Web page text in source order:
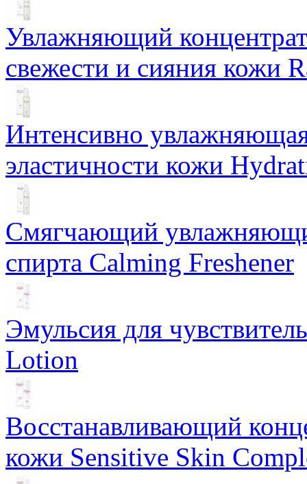
Увлажняющий
свежести и сияния кожи
Интенсивно
эластичности кожи
Смягчающий
спирта Calming Freshener
Эмульсия для
Lotion
Восстанавливающий
кожи Sensitive Skin